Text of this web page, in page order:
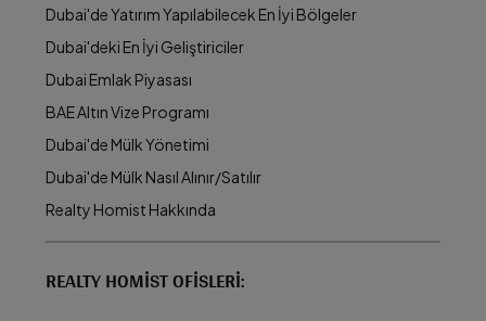
Dubai'de Yatırım Yapılabilecek En İyi Bölgeler
Dubai'deki En İyi Geliştiriciler
Dubai Emlak Piyasası
BAE Altın Vize Programı
Dubai'de Mülk Yönetimi
Dubai'de Mülk Nasıl Alınır/Satılır
Realty Homist Hakkında
REALTY HOMIST OFISLERI: